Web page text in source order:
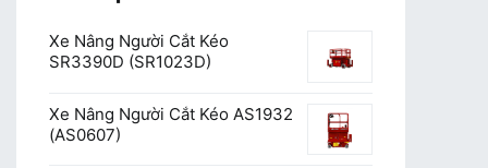
Xe Nâng Người Cắt Kéo
SR3390D (SR1023D)
Xe Nâng Người Cắt Kéo AS1932
(AS0607)